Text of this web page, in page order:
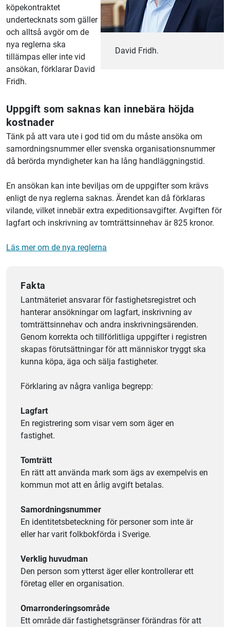
David Fridh.
köpekontraktet
undertecknats som gäller
och alltså avgör om de
nya reglerna ska
tillämpas eller inte vid
ansökan, förklarar David
Fridh.
Uppgift som saknas kan innebära höjda
kostnader
Tänk på att vara ute i god tid om du måste ansöka om
samordningsnummer eller svenska organisationsnummer
då berörda myndigheter kan ha lång handläggningstid.
En ansökan kan inte beviljas om de uppgifter som krävs
enligt de nya reglerna saknas. Ärendet kan då förklaras
vilande, vilket innebär extra expeditionsavgifter. Avgiften för
lagfart och inskrivning av tomträttsinnehav är 825 kronor.
Läs mer om de nya reglerna
Fakta
Lantmäteriet ansvarar för fastighetsregistret och
hanterar ansökningar om lagfart, inskrivning av
tomträttsinnehav och andra inskrivningsärenden.
Genom korrekta och tillförlitliga uppgifter i registren
skapas förutsättningar för att människor tryggt ska
kunna köpa, äga och sälja fastigheter.
Förklaring av några vanliga begrepp:
Lagfart
En registrering som visar vem som äger en
fastighet.
Tomträtt
En rätt att använda mark som ägs av exempelvis en
kommun mot att en årlig avgift betalas.
Samordningsnummer
En identitetsbeteckning för personer som inte är
eller har varit folkbokförda i Sverige.
Verklig huvudman
Den person som ytterst äger eller kontrollerar ett
företag eller en organisation.
Omarronderingsområde
Ett område där fastighetsgränser förändras för att